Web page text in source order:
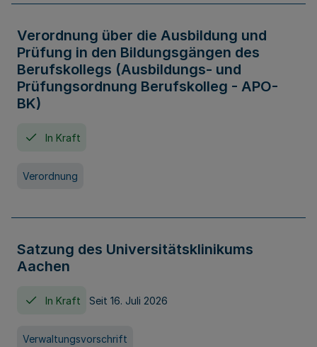
Verordnung über die Ausbildung und
Prüfung in den Bildungsgängen des
Berufskollegs (Ausbildungs- und
Prüfungsordnung Berufskolleg - APO-
BK)
In Kraft
Verordnung
Satzung des Universitätsklinikums
Aachen
In Kraft Seit 16. Juli 2026
Verwaltungsvorschrift